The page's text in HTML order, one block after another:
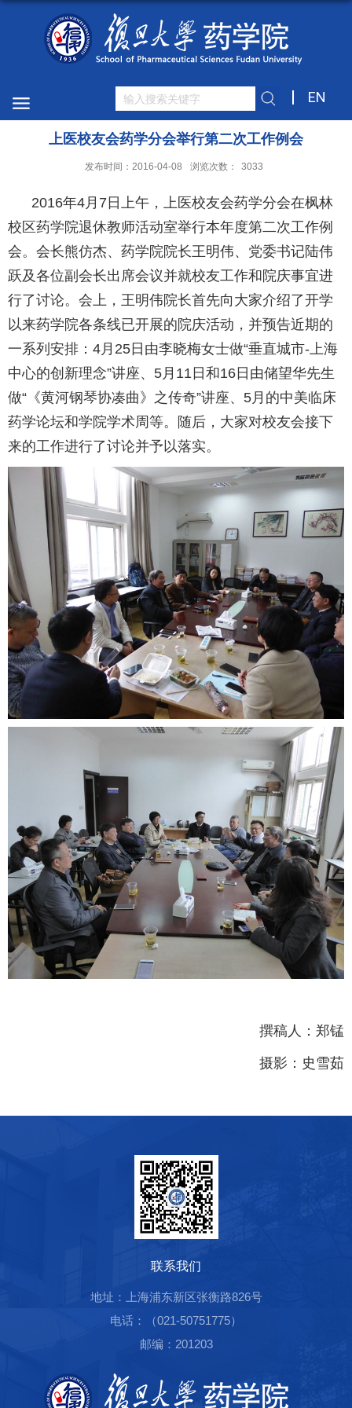
EN
上医校友会药学分会举行第二次工作例会
发布时间：2016-04-08 浏览次数： 3033
2016年4月7日上午，上医校友会药学分会在枫林
校区药学院退休教师活动室举行本年度第二次工作例
会。会长熊仿杰、药学院院长王明伟、党委书记陆伟
跃及各位副会长出席会议并就校友工作和院庆事宜进
行了讨论。会上，王明伟院长首先向大家介绍了开学
以来药学院各条线已开展的院庆活动，并预告近期的
一系列安排：4月25日由李晓梅女士做“垂直城市-上海
中心的创新理念”讲座、5月11日和16日由储望华先生
做“《黄河钢琴协凑曲》之传奇”讲座、5月的中美临床
药学论坛和学院学术周等。随后，大家对校友会接下
来的工作进行了讨论并予以落实。
撰稿人：郑锰
摄影：史雪茹
联系我们
地址：上海浦东新区张衡路826号
电话：（021-50751775）
邮编：201203